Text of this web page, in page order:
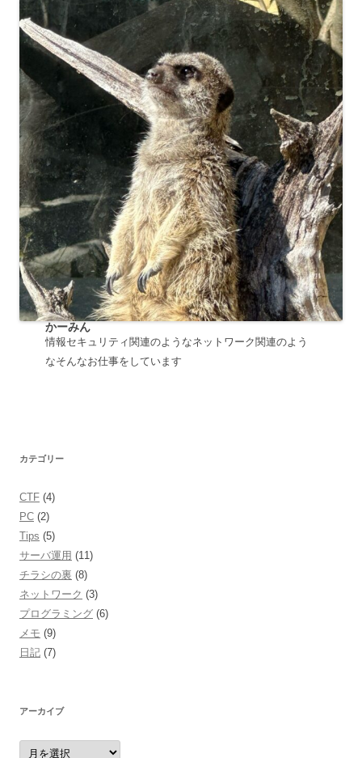
かーみん
情報セキュリティ関連のようなネットワーク関連のよう
なそんなお仕事をしています
カテゴリー
CTF (4)
PC (2)
Tips (5)
サーバ運用 (11)
チラシの裏 (8)
ネットワーク (3)
プログラミング (6)
メモ (9)
日記 (7)
アーカイブ
ア